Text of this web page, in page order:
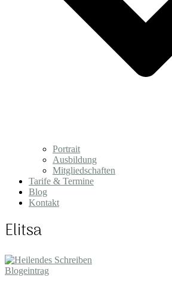
Portrait
Ausbildung
Mitgliedschaften
Tarife & Termine
Blog
Kontakt
Elitsa
Blogeintrag